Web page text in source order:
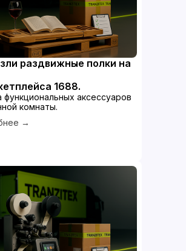
раздвижные полки на
1688.
функциональных аксессуаров
комнаты.
→